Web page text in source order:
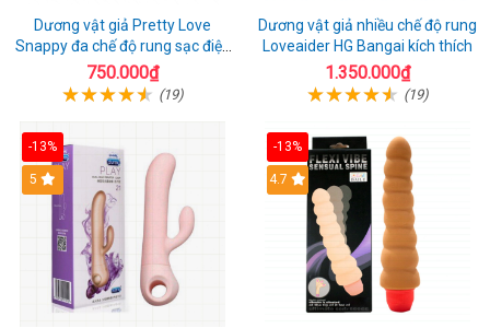
Dương vật giả Pretty Love
Snappy đa chế độ rung sạc điện
kích thích nữ
750.000₫
(19)
Dương vật giả nhiều chế độ rung
Loveaider HG Bangai kích thích
1.350.000₫
(19)
-13%
5
-13%
4.7